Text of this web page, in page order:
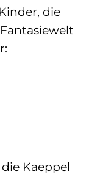
die
Kaeppel